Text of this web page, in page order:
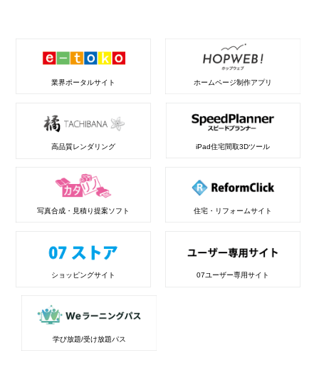
業界ポータルサイト ホームページ制作アプリ
高品質レンダリング iPad住宅間取3Dツール
写真合成・見積り提案ソフト 住宅・リフォームサイト
ショッピングサイト 07ユーザー専用サイト
学び放題/受け放題パス